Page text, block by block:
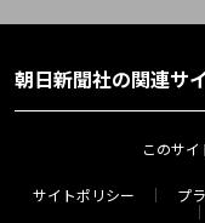
朝日新聞社の関連サ
このサ
サイトポリシー プ